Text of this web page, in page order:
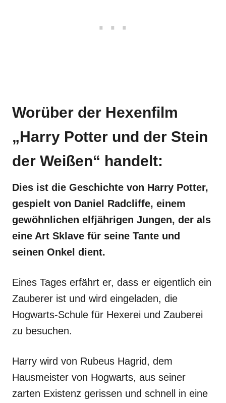
Worüber der Hexenfilm
„Harry Potter und der Stein
der Weißen“ handelt:
Dies ist die Geschichte von Harry Potter,
gespielt von Daniel Radcliffe, einem
gewöhnlichen elfjährigen Jungen, der als
eine Art Sklave für seine Tante und
seinen Onkel dient.
Eines Tages erfährt er, dass er eigentlich ein
Zauberer ist und wird eingeladen, die
Hogwarts-Schule für Hexerei und Zauberei
zu besuchen.
Harry wird von Rubeus Hagrid, dem
Hausmeister von Hogwarts, aus seiner
zarten Existenz gerissen und schnell in eine